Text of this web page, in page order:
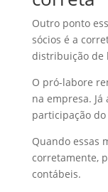
Outro ponto
sócios é a
distribuição de
O pró-labore
na empresa.
participação
Quando essas
corretamente,
contábeis.